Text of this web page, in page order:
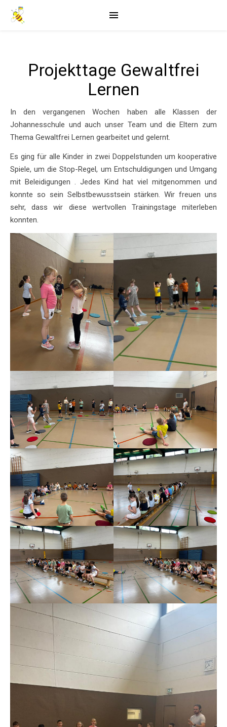
Projekttage Gewaltfrei
Lernen
In den vergangenen Wochen haben alle Klassen der
Johannesschule und auch unser Team und die Eltern zum
Thema Gewaltfrei Lernen gearbeitet und gelernt.
Es ging für alle Kinder in zwei Doppelstunden um kooperative
Spiele, um die Stop-Regel, um Entschuldigungen und Umgang
mit Beleidigungen . Jedes Kind hat viel mitgenommen und
konnte so sein Selbstbewusstsein stärken. Wir freuen uns
sehr, dass wir diese wertvollen Trainingstage miterleben
konnten.